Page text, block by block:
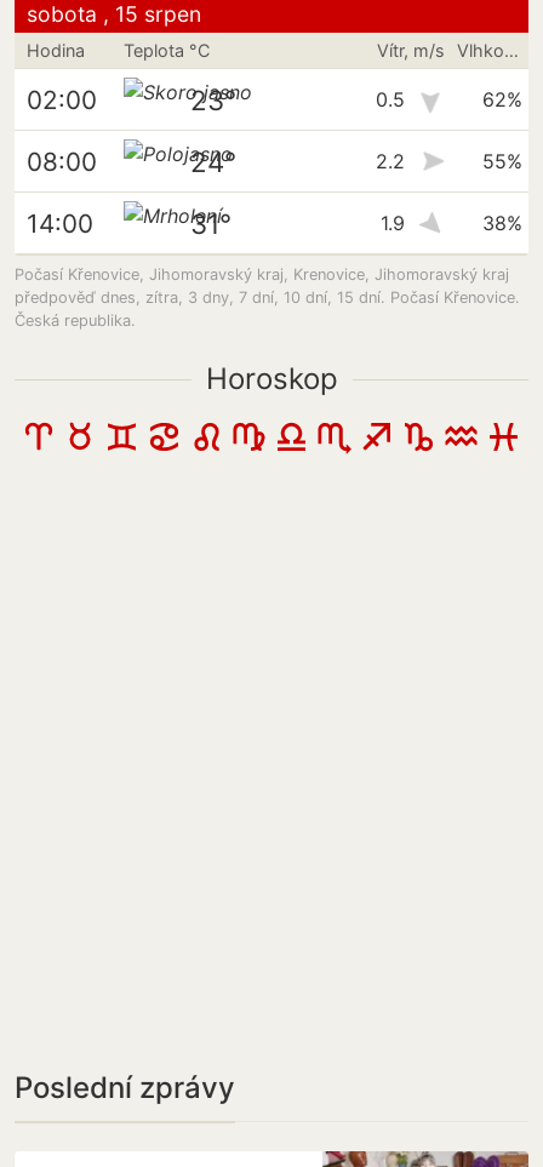
sobota , 15 srpen
Hodina Teplota °C Vítr, m/s Vlhkost vzduchu
02:00 23° 0.5 62%
08:00 24° 2.2 55%
14:00 31° 1.9 38%
Počasí Křenovice, Jihomoravský kraj, Krenovice, Jihomoravský kraj
předpověď dnes, zítra, 3 dny, 7 dní, 10 dní, 15 dní. Počasí Křenovice.
Česká republika.
Horoskop
Poslední zprávy